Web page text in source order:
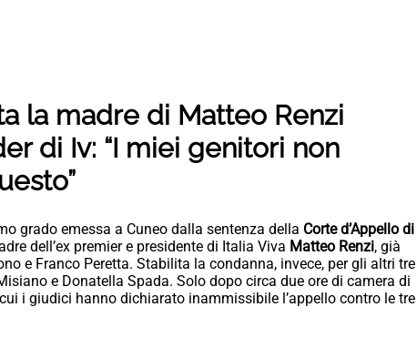
la madre di Matteo Renzi
di Iv: “I miei genitori non
grado emessa a Cuneo dalla sentenza della Corte d’Appello di
dell’ex premier e presidente di Italia Viva Matteo Renzi, già
e Franco Peretta. Stabilita la condanna, invece, per gli altri tre
e Donatella Spada. Solo dopo circa due ore di camera di
i giudici hanno dichiarato inammissibile l’appello contro le tre